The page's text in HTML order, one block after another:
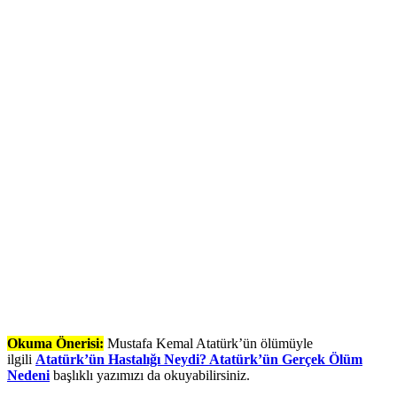
Okuma Önerisi: Mustafa Kemal Atatürk’ün ölümüyle
ilgili Atatürk’ün Hastalığı Neydi? Atatürk’ün Gerçek Ölüm
Nedeni başlıklı yazımızı da okuyabilirsiniz.